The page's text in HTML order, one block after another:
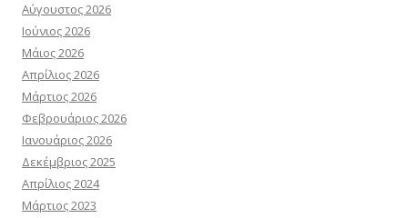
Αύγουστος 2026
Ιούνιος 2026
Μάιος 2026
Απρίλιος 2026
Μάρτιος 2026
Φεβρουάριος 2026
Ιανουάριος 2026
Δεκέμβριος 2025
Απρίλιος 2024
Μάρτιος 2023